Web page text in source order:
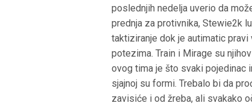
poslednjih nedelja uverio da
prednja za protivnika, Stewie2k
taktiziranje dok je autimatic
potezima. Train i Mirage su
ovog tima je što svaki pojedinac
sjajnoj su formi. Trebalo bi da
zavisiće i od žreba, ali svakako